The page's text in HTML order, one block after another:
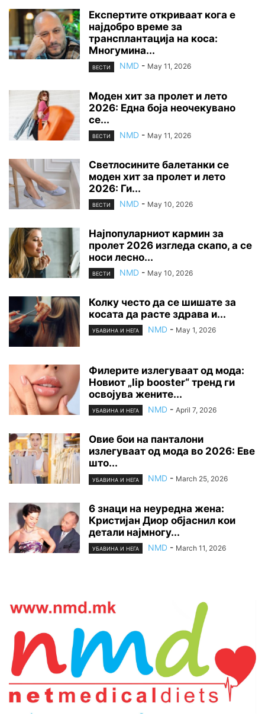
Експертите откриваат кога е
најдобро време за
трансплантација на коса:
Многумина...
ВЕСТИ NMD - May 11, 2026
Моден хит за пролет и лето
2026: Една боја неочекувано
се...
ВЕСТИ NMD - May 11, 2026
Светлосините балетанки се
моден хит за пролет и лето
2026: Ги...
ВЕСТИ NMD - May 10, 2026
Најпопуларниот кармин за
пролет 2026 изгледа скапо, а се
носи лесно...
ВЕСТИ NMD - May 10, 2026
Колку често да се шишате за
косата да расте здрава и...
УБАВИНА И НЕГА NMD - May 1, 2026
Филерите излегуваат од мода:
Новиот „lip booster“ тренд ги
освојува жените...
УБАВИНА И НЕГА NMD - April 7, 2026
Овие бои на панталони
излегуваат од мода во 2026: Еве
што...
УБАВИНА И НЕГА NMD - March 25, 2026
6 знаци на неуредна жена:
Кристијан Диор објаснил кои
детали најмногу...
УБАВИНА И НЕГА NMD - March 11, 2026